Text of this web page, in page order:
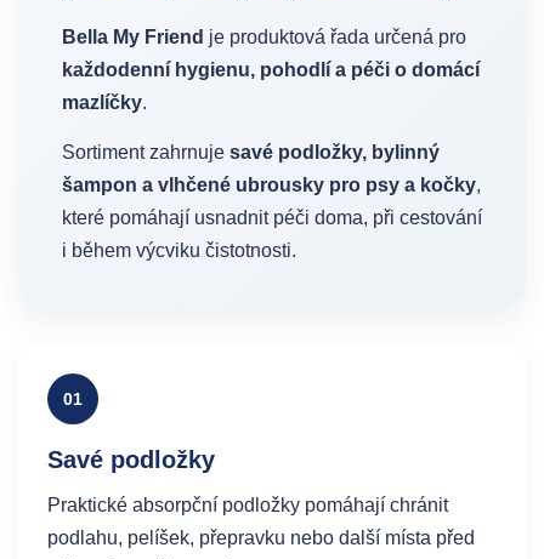
Bella My Friend je produktová řada určená pro
každodenní hygienu, pohodlí a péči o domácí
mazlíčky.
Sortiment zahrnuje savé podložky, bylinný
šampon a vlhčené ubrousky pro psy a kočky,
které pomáhají usnadnit péči doma, při cestování
i během výcviku čistotnosti.
01
Savé podložky
Praktické absorpční podložky pomáhají chránit
podlahu, pelíšek, přepravku nebo další místa před